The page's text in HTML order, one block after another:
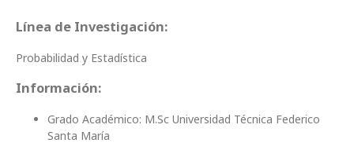
Línea de Investigación:
Probabilidad y Estadística
Información:
Grado Académico: M.Sc Universidad Técnica Federico
Santa María